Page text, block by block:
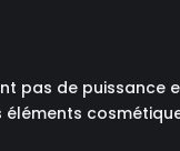
pas de puissance
éléments